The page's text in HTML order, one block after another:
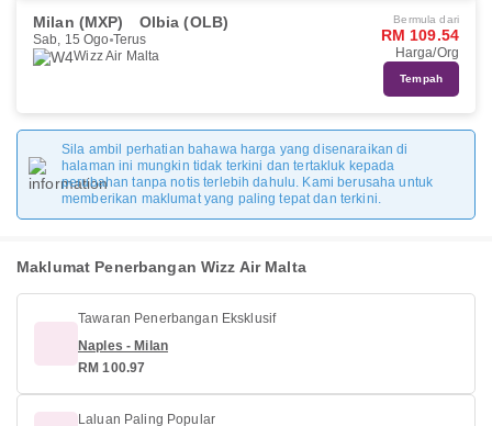
Milan (MXP) Olbia (OLB)
Sab, 15 Ogo Terus
Wizz Air Malta
Bermula dari
RM 109.54
Harga/Org
Tempah
Sila ambil perhatian bahawa harga yang disenaraikan di
halaman ini mungkin tidak terkini dan tertakluk kepada
perubahan tanpa notis terlebih dahulu. Kami berusaha untuk
memberikan maklumat yang paling tepat dan terkini.
Maklumat Penerbangan Wizz Air Malta
Tawaran Penerbangan Eksklusif
Naples - Milan
RM 100.97
Laluan Paling Popular